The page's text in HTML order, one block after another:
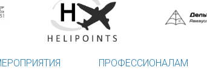
ПРОФЕССИОНАЛАМ